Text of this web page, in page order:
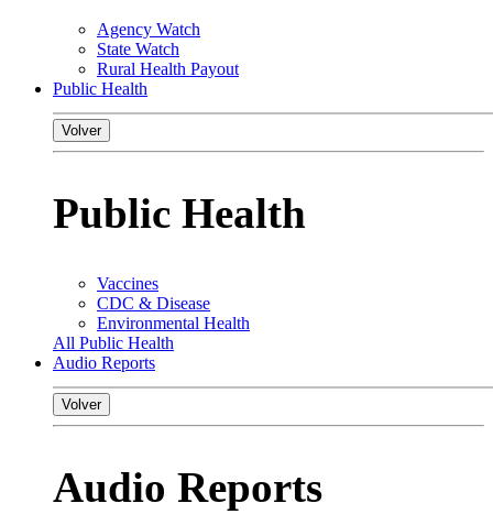
Agency Watch
State Watch
Rural Health Payout
Public Health
Volver
Public Health
Vaccines
CDC & Disease
Environmental Health
All Public Health
Audio Reports
Volver
Audio Reports